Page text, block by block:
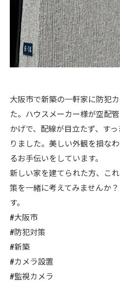
大阪市で新築の一軒家に防犯
た。ハウスメーカー様が空配
かげで、配線が目立たず、す
りました。美しい外観を損な
るお手伝いをしています。
新しい家を建てられた方、こ
策を一緒に考えてみませんか
す。
#大阪市
#防犯対策
#新築
#カメラ設置
#監視カメラ